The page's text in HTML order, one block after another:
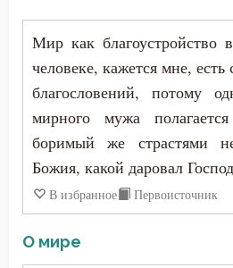
Глаза
Гнев
Гнев Божий
Гордость
Господь
Гость
Игнатий Антиохийский
Иероним Стридонский
Иларион Оптинский
Илия Екдик
Иоанн (Максимович)
Мир как благоустройство
человеке, кажется мне,
благословений, потому
мирного мужа
боримый же страстями
Божия, какой даровал
В избранное Первоисточник
О мире